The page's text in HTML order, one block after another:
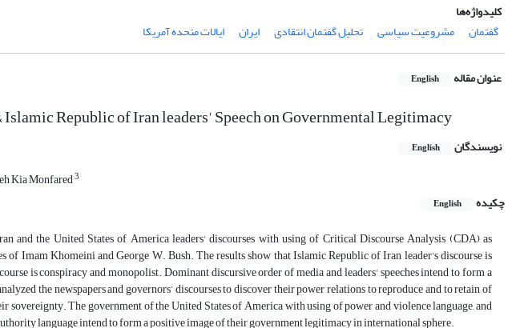
کلیدواژه‌ها
گفتمان
مشروعیت سیاسی تحلیل گفتمان انتقادی ایران ایالات متحده آمریکا
عنوان مقاله English
Republic of Iran leaders' Speech on Governmental Legitimacy
نویسندگان English
Kia Monfared3
چکیده English
and the United States of America leaders' discourses with using of Critical Discourse Analysis (CDA) as
of Imam Khomeini and George W. Bush. The results show that Islamic Republic of Iran leader's discourse is
is conspiracy and monopolist. Dominant discursive order of media and leaders' speeches intend to form a
the newspapers and governors’ discourses to discover their power relations to reproduce and to retain of
sovereignty. The government of the United States of America with using of power and violence language, and
language intend to form a positive image of their government legitimacy in international sphere.